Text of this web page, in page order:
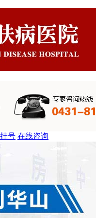
号 在线咨询